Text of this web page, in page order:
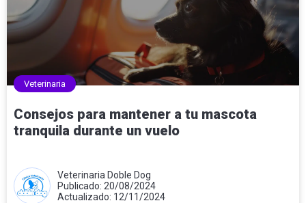
Veterinaria
Consejos para mantener a tu mascota
tranquila durante un vuelo
Veterinaria Doble Dog
Publicado: 20/08/2024
Actualizado: 12/11/2024